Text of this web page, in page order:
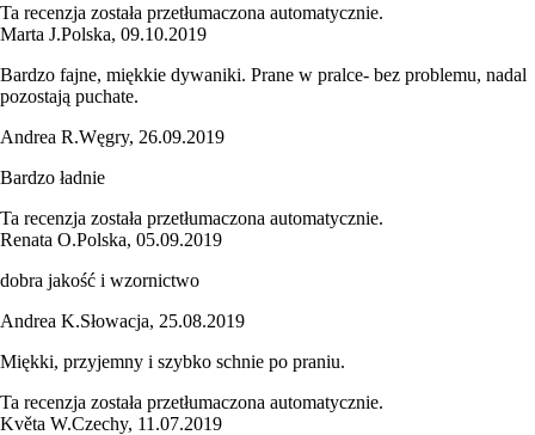
Ta recenzja została przetłumaczona automatycznie.
Marta J.Polska, 09.10.2019
Bardzo fajne, miękkie dywaniki. Prane w pralce- bez problemu, nadal
pozostają puchate.
Andrea R.Węgry, 26.09.2019
Bardzo ładnie
Ta recenzja została przetłumaczona automatycznie.
Renata O.Polska, 05.09.2019
dobra jakość i wzornictwo
Andrea K.Słowacja, 25.08.2019
Miękki, przyjemny i szybko schnie po praniu.
Ta recenzja została przetłumaczona automatycznie.
Květa W.Czechy, 11.07.2019